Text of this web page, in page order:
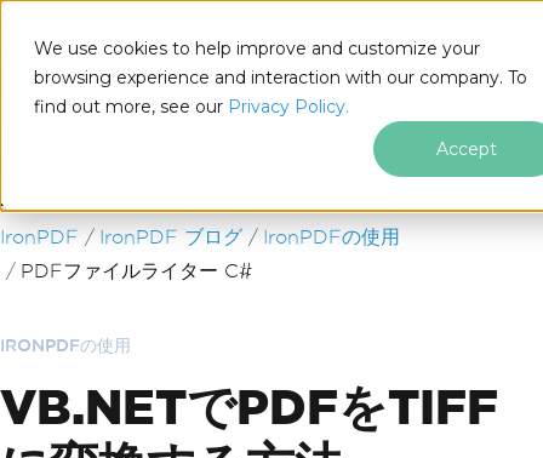
We use cookies to help improve and customize your
browsing experience and interaction with our company. To
find out more, see our Privacy Policy.
Accept
フッターコンテンツにスキップ
IronPDF IronPDF ブログ
IronPDFの使用
PDFファイルライター C#
IRONPDFの使用
VB.NETでPDFをTIFF